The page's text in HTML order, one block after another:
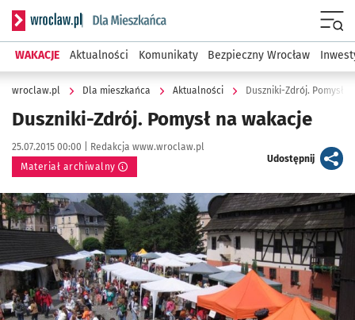
Serwis informacyjny wroclaw.pl podserwis: Dla mieszkańca
WAKACJE Aktualności Komunikaty Bezpieczny Wrocław
wroclaw.pl Dla mieszkańca Aktualności Duszniki-Zdrój. Pomysł
Duszniki-Zdrój. Pomysł na wakacje
Data publikacji:
25.07.2015 00:00 | Autor:
Redakcja www.wroclaw.pl
Materiał archiwalny
Udostępnijartykuł
Kliknij, aby powiększyć